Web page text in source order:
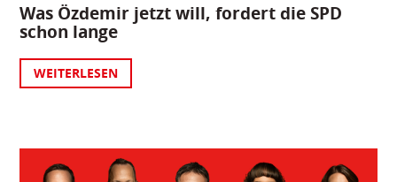
Was Özdemir jetzt will, fordert die SPD
schon lange
WEITERLESEN